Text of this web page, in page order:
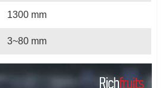
1300 mm
3~80 mm